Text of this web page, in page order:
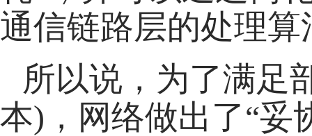
通信链路层的处理算
所以说，为了满足
本)，网络做出了“妥